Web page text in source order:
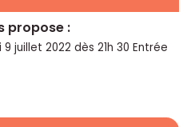
propose :
juillet 2022 dès 21h 30 Entrée